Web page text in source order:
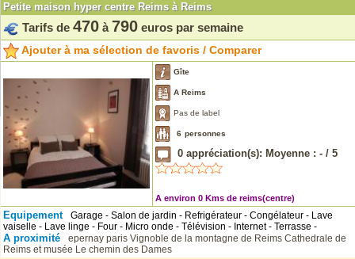
Petite maison hyper centre Reims à Reims
Tarifs de 470 à 790 euros par semaine
Ajouter à ma sélection de favoris / Comparer
Gîte
A Reims
Pas de label
6 personnes
0 appréciation(s): Moyenne : - / 5
A environ 0 Kms de reims(centre)
Equipement
Garage - Salon de jardin - Refrigérateur - Congélateur - Lave
vaiselle - Lave linge - Four - Micro onde - Télévision - Internet - Terrasse -
A proximité epernay paris Vignoble de la montagne de Reims Cathedrale de
Reims et musée Le chemin des Dames